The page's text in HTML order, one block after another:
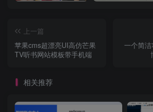
上一篇
苹果cms超漂亮UI高仿芒果
TV听书网站模板带手机端
一个简
相关推荐